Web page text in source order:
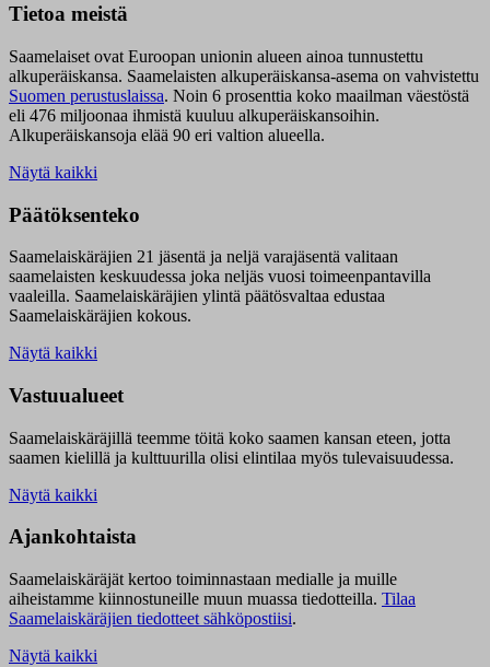
Tietoa meistä
Saamelaiset ovat Euroopan unionin alueen ainoa tunnustettu
alkuperäiskansa. Saamelaisten alkuperäiskansa-asema on vahvistettu
Suomen perustuslaissa. Noin 6 prosenttia koko maailman väestöstä
eli 476 miljoonaa ihmistä kuuluu alkuperäiskansoihin.
Alkuperäiskansoja elää 90 eri valtion alueella.
Näytä kaikki
Päätöksenteko
Saamelaiskäräjien 21 jäsentä ja neljä varajäsentä valitaan
saamelaisten keskuudessa joka neljäs vuosi toimeenpantavilla
vaaleilla. Saamelaiskäräjien ylintä päätösvaltaa edustaa
Saamelaiskäräjien kokous.
Näytä kaikki
Vastuualueet
Saamelaiskäräjillä teemme töitä koko saamen kansan eteen, jotta
saamen kielillä ja kulttuurilla olisi elintilaa myös tulevaisuudessa.
Näytä kaikki
Ajankohtaista
Saamelaiskäräjät kertoo toiminnastaan medialle ja muille
aiheistamme kiinnostuneille muun muassa tiedotteilla. Tilaa
Saamelaiskäräjien tiedotteet sähköpostiisi.
Näytä kaikki